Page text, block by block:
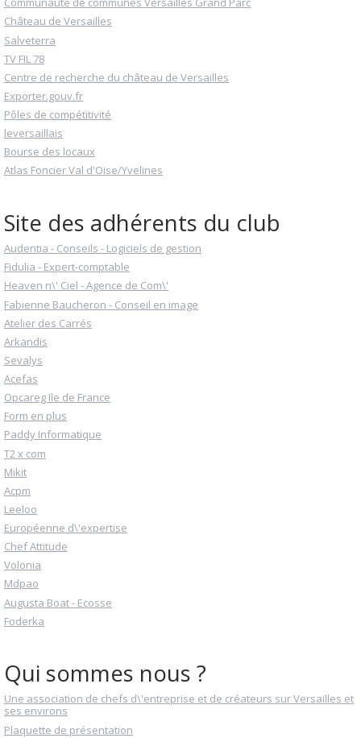
Château de Versailles
Salveterra
TV FIL 78
Centre de recherche du château de Versailles
Exporter.gouv.fr
Pôles de compétitivité
leversaillais
Bourse des locaux
Atlas Foncier Val d'Oise/Yvelines
Site des adhérents du club
Audentia - Conseils - Logiciels de gestion
Fidulia - Expert-comptable
Heaven n\' Ciel - Agence de Com\'
Fabienne Baucheron - Conseil en image
Atelier des Carrés
Arkandis
Sevalys
Acefas
Opcareg Ile de France
Form en plus
Paddy Informatique
T2 x com
Mikit
Acpm
Leeloo
Européenne d\'expertise
Chef Attitude
Volonia
Mdpao
Augusta Boat - Ecosse
Foderka
Qui sommes nous ?
Une association de chefs d\'entreprise et de créateurs sur Versailles et
ses environs
Plaquette de présentation